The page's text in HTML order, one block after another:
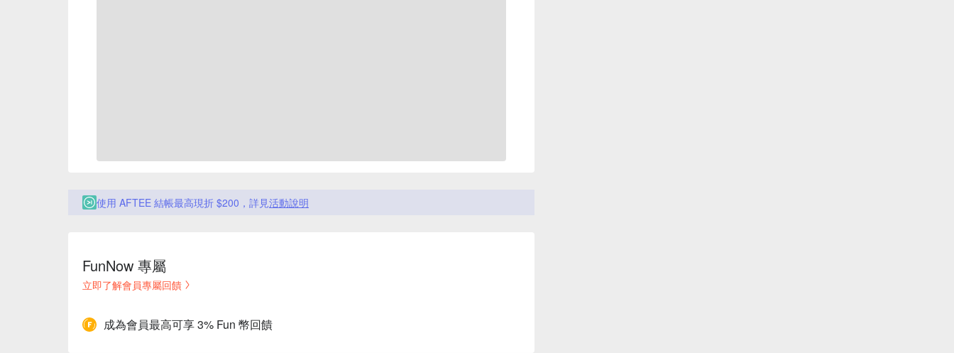
使用 AFTEE 結帳最高現折 $200，詳見活動說明
FunNow 專屬
立即了解會員專屬回饋
成為會員最高可享 3% Fun 幣回饋